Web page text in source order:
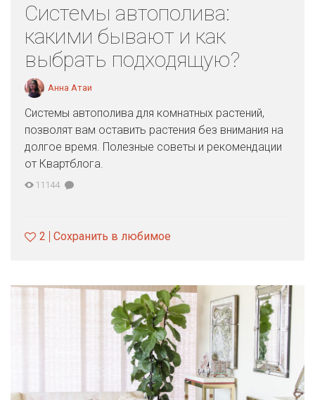
Системы автополива:
какими бывают и как
выбрать подходящую?
Анна Атаи
Системы автополива для комнатных растений,
позволят вам оставить растения без внимания на
долгое время. Полезные советы и рекомендации
от Квартблога.
11144
2 Сохранить в любимое